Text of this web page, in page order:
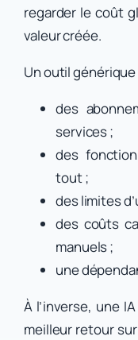
regarder le coût
valeur créée.
Un outil
des
services ;
des
tout ;
des limites
des coûts
manuels ;
une
À l’inverse, une
meilleur retour